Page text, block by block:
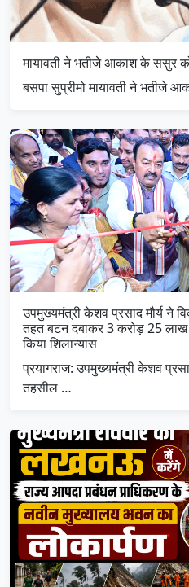
मायावती ने भतीजे आकाश के ससुर को
बसपा सुप्रीमो मायावती ने
उपमुख्यमंत्री केशव प्रसाद मौर्य ने
तहत बटन दबाकर 3 करोड़ 25
किया शिलान्यास
प्रयागराज: उपमुख्यमंत्री केशव
तहसील …